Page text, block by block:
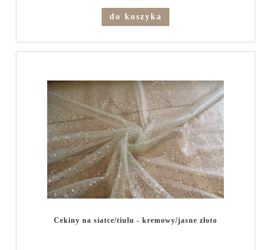
do koszyka
Cekiny na siatce/tiulu - kremowy/jasne złoto